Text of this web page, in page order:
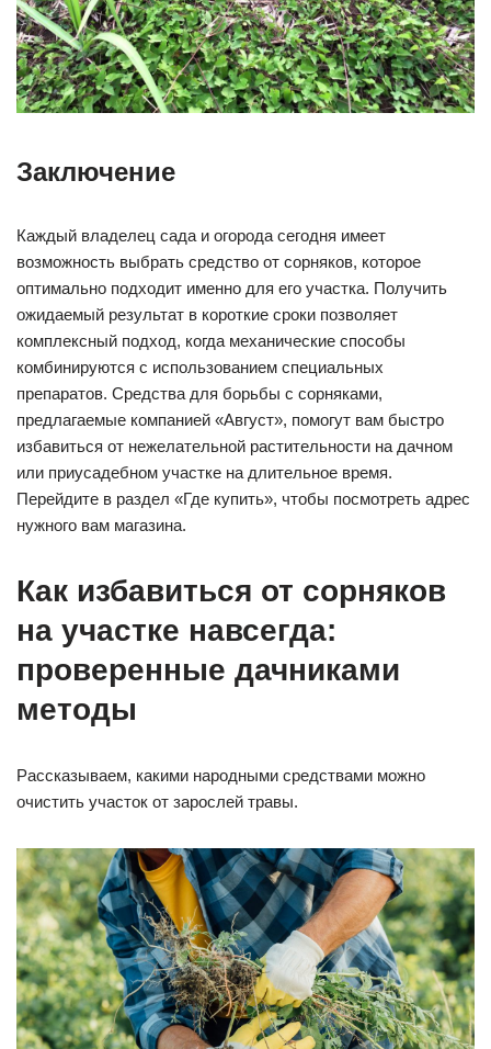
Заключение
Каждый владелец сада и огорода сегодня имеет
возможность выбрать средство от сорняков, которое
оптимально подходит именно для его участка. Получить
ожидаемый результат в короткие сроки позволяет
комплексный подход, когда механические способы
комбинируются с использованием специальных
препаратов. Средства для борьбы с сорняками,
предлагаемые компанией «Август», помогут вам быстро
избавиться от нежелательной растительности на дачном
или приусадебном участке на длительное время.
Перейдите в раздел «Где купить», чтобы посмотреть адрес
нужного вам магазина.
Как избавиться от сорняков
на участке навсегда:
проверенные дачниками
методы
Рассказываем, какими народными средствами можно
очистить участок от зарослей травы.